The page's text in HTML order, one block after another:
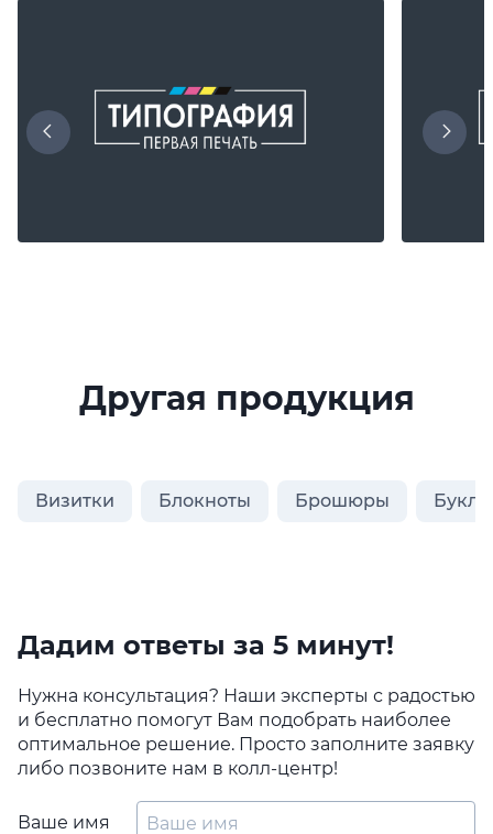
Другая продукция
Визитки Блокноты Брошюры
Дадим ответы за 5 минут!
Нужна консультация? Наши эксперты с радостью
и бесплатно помогут Вам подобрать наиболее
оптимальное решение. Просто заполните заявку
либо позвоните нам в колл-центр!
Ваше имя